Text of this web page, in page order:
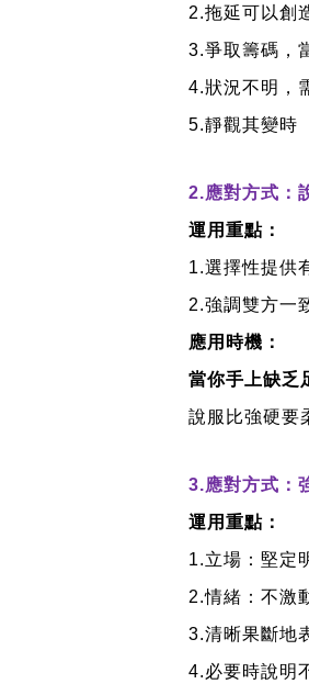
2.拖延可以創
3.爭取籌碼，
4.狀況不明，
5.靜觀其變時
2.應對方式：
運用重點：
1.選擇性提供
2.強調雙方一
應用時機：
當你手上缺乏
說服比強硬要
3.應對方式：
運用重點：
1.立場：堅定
2.情緒：不激
3.清晰果斷地
4.必要時說明